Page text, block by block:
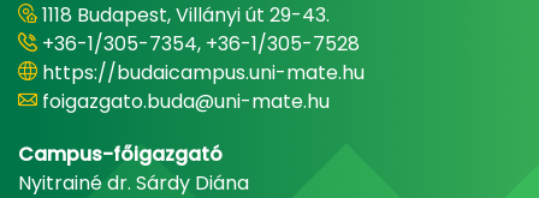
1118 Budapest, Villányi út 29-43.
+36-1/305-7354, +36-1/305-7528
https://budaicampus.uni-mate.hu
foigazgato.buda@uni-mate.hu
Campus-főigazgató
Nyitrainé dr. Sárdy Diána